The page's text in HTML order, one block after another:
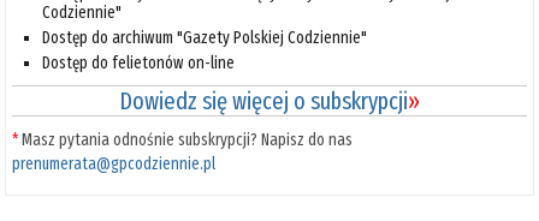
Codziennie"
Dostęp do archiwum "Gazety Polskiej Codziennie"
Dostęp do felietonów on-line
Dowiedz się więcej o subskrypcji»
*Masz pytania odnośnie subskrypcji? Napisz do nas
prenumerata@gpcodziennie.pl